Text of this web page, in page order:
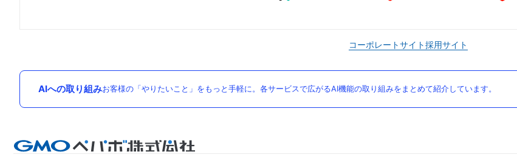
コーポレートサイト採用サイト
AIへの取り組みお客様の「やりたいこと」をもっと手軽に。各サービスで広がるAI機能の取り組みをまとめて紹介しています。